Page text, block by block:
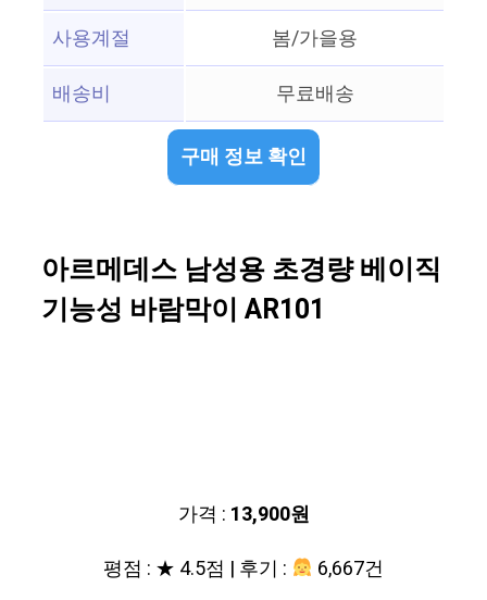
사용계절
봄/가을용
배송비
무료배송
구매 정보 확인
아르메데스 남성용 초경량 베이직
기능성 바람막이 AR101
가격 : 13,900원
평점 : ★ 4.5점 | 후기 :
6,667건